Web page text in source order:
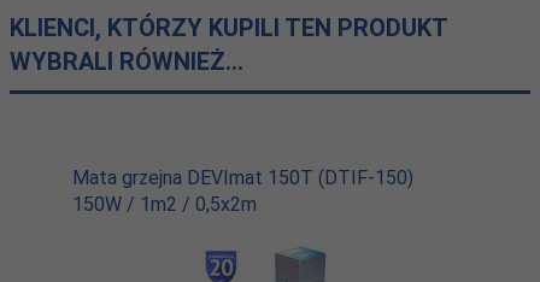
KLIENCI, KTÓRZY KUPILI TEN PRODUKT
WYBRALI RÓWNIEŻ...
Mata grzejna DEVImat 150T (DTIF-150)
150W / 1m2 / 0,5x2m